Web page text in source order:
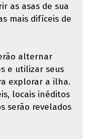
as asas de sua
mais difíceis de
alternar
e utilizar seus
explorar a ilha.
locais inéditos
serão revelados